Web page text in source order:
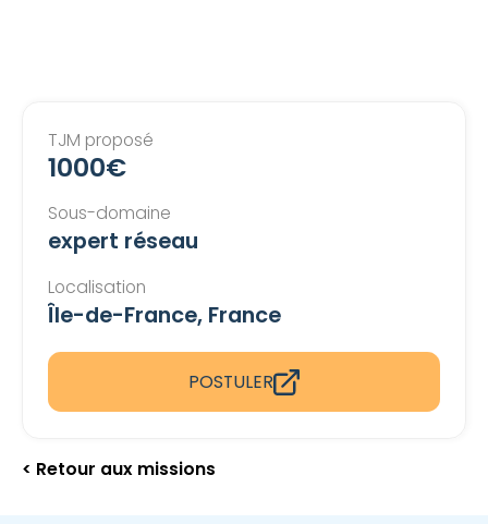
TJM proposé
1000€
Sous-domaine
expert réseau
Localisation
Île-de-France, France
POSTULER
< Retour aux missions